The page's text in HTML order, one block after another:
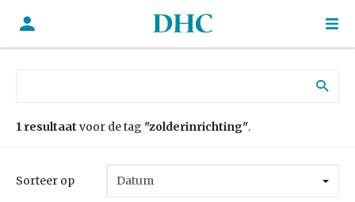
1 resultaat voor de tag "zolderinrichting".
Sorteer op